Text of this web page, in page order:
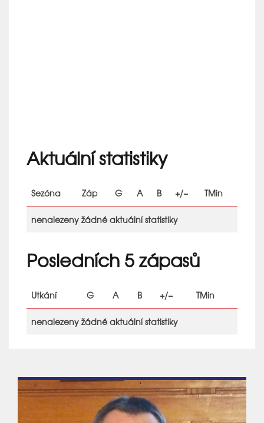
Aktuální statistiky
Sezóna Záp G A B +/− TMin
nenalezeny žádné aktuální statistiky
Posledních 5 zápasů
Utkání G A B +/− TMin
nenalezeny žádné aktuální statistiky